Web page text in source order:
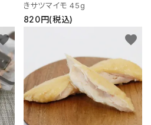
きサツマイモ 45g
820円(税込)
favorite